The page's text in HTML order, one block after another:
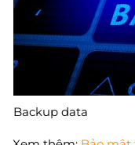
Backup data